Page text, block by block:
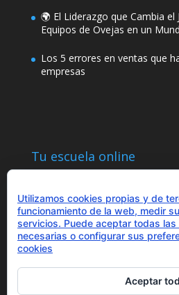
🌍 El Liderazgo que Cambia
Equipos de Ovejas en un
Los 5 errores en ventas que
empresas
Tu escuela online
¿Hablamos?
Utilizamos cookies propias y de
funcionamiento de la web, medir
servicios. Puede aceptar todas
necesarias o configurar sus
cookies
Aceptar